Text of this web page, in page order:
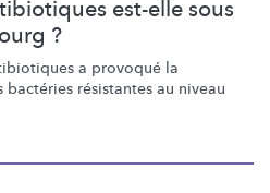
est-elle sous
?
a provoqué la
résistantes au niveau